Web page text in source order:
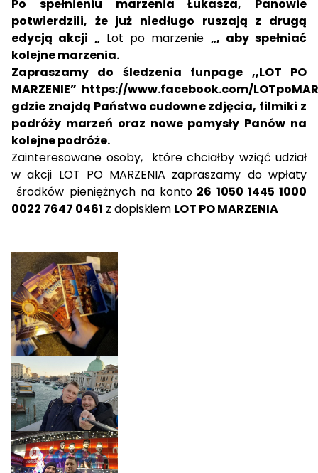
Po spełnieniu marzenia Łukasza, Panowie
potwierdzili, że już niedługo ruszają z drugą
edycją akcji „Lot po marzenie „, aby spełniać
kolejne marzenia.
Zapraszamy do śledzenia funpage ,,LOT PO
MARZENIE” https://www.facebook.com/
gdzie znajdą Państwo cudowne zdjęcia, filmiki z
podróży marzeń oraz nowe pomysły Panów na
kolejne podróże.
Zainteresowane osoby, które chciałby wziąć udział
w akcji LOT PO MARZENIA zapraszamy do wpłaty
środków pieniężnych na konto 26 1050 1445 1000
0022 7647 0461 z dopiskiem LOT PO MARZENIA